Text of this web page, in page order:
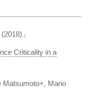
(2018)」
Criticality in a
Matsumoto+, Mario